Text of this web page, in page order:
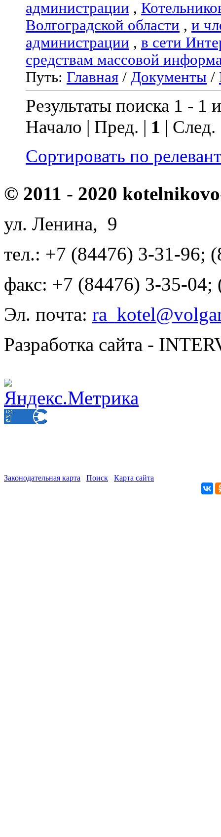
администрации ,
Волгоградской области , и
администрации , в сети
средствам массовой
Путь: Главная / Документы /
Результаты поиска 1 - 1
Начало | Пред. | 1 |
Сортировать по
© 2011 - 2020
ул. Ленина, 9
тел.: +7 (84476) 3-31-96;
факс: +7 (84476) 3-35-04;
Эл. почта:
Разработка сайта -
Законодательная карта Поиск Карта сайта